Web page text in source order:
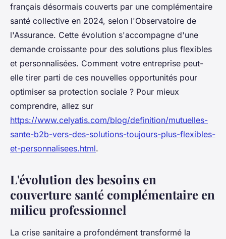
français désormais couverts par une complémentaire
santé collective en 2024, selon l'Observatoire de
l'Assurance. Cette évolution s'accompagne d'une
demande croissante pour des solutions plus flexibles
et personnalisées. Comment votre entreprise peut-
elle tirer parti de ces nouvelles opportunités pour
optimiser sa protection sociale ? Pour mieux
comprendre, allez sur
https://www.celyatis.com/blog/definition/mutuelles-
sante-b2b-vers-des-solutions-toujours-plus-flexibles-
et-personnalisees.html.
L'évolution des besoins en
couverture santé complémentaire en
milieu professionnel
La crise sanitaire a profondément transformé la